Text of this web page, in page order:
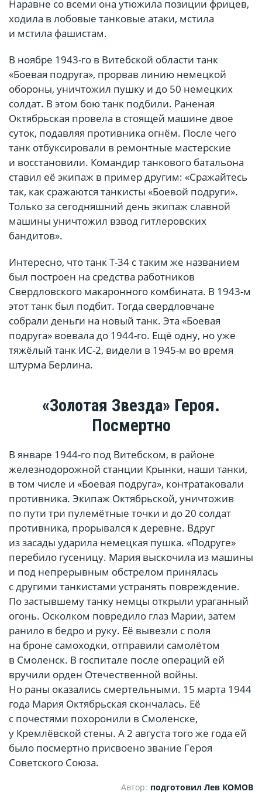
Наравне со всеми она утюжила позиции фрицев,
ходила в лобовые танковые атаки, мстила
и мстила фашистам.
В ноябре 1943-го в Витебской области танк
«Боевая подруга», прорвав линию немецкой
обороны, уничтожил пушку и до 50 немецких
солдат. В этом бою танк подбили. Раненая
Октябрьская провела в стоящей машине двое
суток, подавляя противника огнём. После чего
танк отбуксировали в ремонтные мастерские
и восстановили. Командир танкового батальона
ставил её экипаж в пример другим: «Сражайтесь
так, как сражаются танкисты «Боевой подруги».
Только за сегодняшний день экипаж славной
машины уничтожил взвод гитлеровских
бандитов».
Интересно, что танк Т-34 с таким же названием
был построен на средства работников
Свердловского макаронного комбината. В 1943-м
этот танк был подбит. Тогда свердловчане
собрали деньги на новый танк. Эта «Боевая
подруга» воевала до 1944-го. Ещё одну, но уже
тяжёлый танк ИС-2, видели в 1945-м во время
штурма Берлина.
«Золотая Звезда» Героя.
Посмертно
В январе 1944-го под Витебском, в районе
железнодорожной станции Крынки, наши танки,
в том числе и «Боевая подруга», контратаковали
противника. Экипаж Октябрьской, уничтожив
по пути три пулемётные точки и до 20 солдат
противника, прорывался к деревне. Вдруг
из засады ударила немецкая пушка. «Подруге»
перебило гусеницу. Мария выскочила из машины
и под непрерывным обстрелом принялась
с другими танкистами устранять повреждение.
По застывшему танку немцы открыли ураганный
огонь. Осколком повредило глаз Марии, затем
ранило в бедро и руку. Её вывезли с поля
на броне самоходки, отправили самолётом
в Смоленск. В госпитале после операций ей
вручили орден Отечественной войны.
Но раны оказались смертельными. 15 марта 1944
года Мария Октябрьская скончалась. Её
с почестями похоронили в Смоленске,
у Кремлёвской стены. А 2 августа того же года ей
было посмертно присвоено звание Героя
Советского Союза.
Автор: подготовил Лев КОМОВ